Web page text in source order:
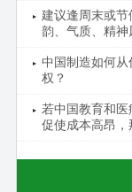
建议逢周末或
韵、气质、精神
中国制造如何
权？
若中国教育和
促使成本高昂，